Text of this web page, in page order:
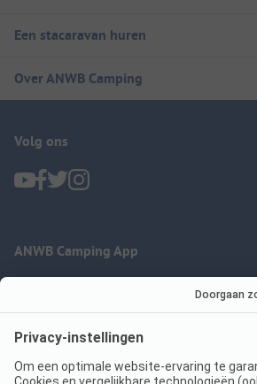
Een stacaravan huren
Over ANWB Camping
Volg ons
ANWB Camping App